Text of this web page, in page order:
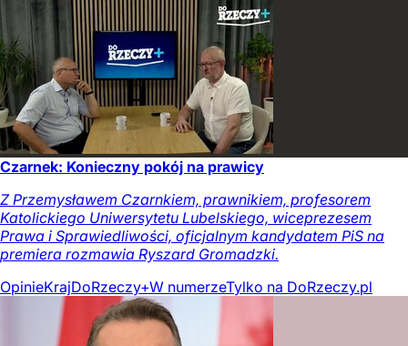
Czarnek: Konieczny pokój na prawicy
Z Przemysławem Czarnkiem, prawnikiem, profesorem
Katolickiego Uniwersytetu Lubelskiego, wiceprezesem
Prawa i Sprawiedliwości, oficjalnym kandydatem PiS na
premiera rozmawia Ryszard Gromadzki.
OpinieKrajDoRzeczy+W numerzeTylko na DoRzeczy.pl